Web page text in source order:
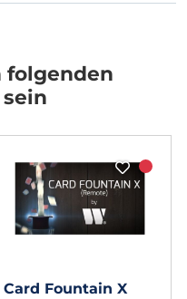
folgenden
Card Fountain X